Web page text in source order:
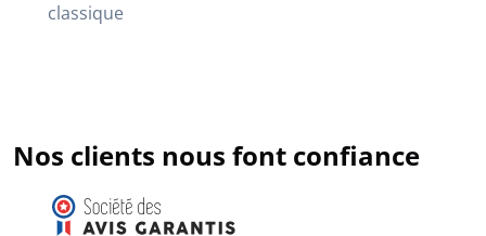
classique
Nos clients nous font confiance